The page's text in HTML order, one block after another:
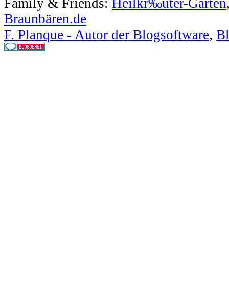
Braunbären.de
F. Planque - Autor der Blogsoftware,